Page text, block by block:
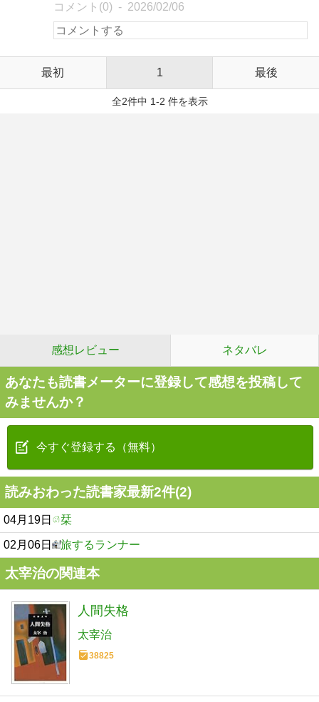
コメント(0) 2026/02/06
最初 1 最後
全2件中 1-2 件を表示
感想レビュー ネタバレ
あなたも読書メーターに登録して感想を投稿して
みませんか？
今すぐ登録する（無料）
読みおわった読書家最新2件(2)
04月19日 栞
02月06日 旅するランナー
太宰治の関連本
人間失格
太宰治
38825